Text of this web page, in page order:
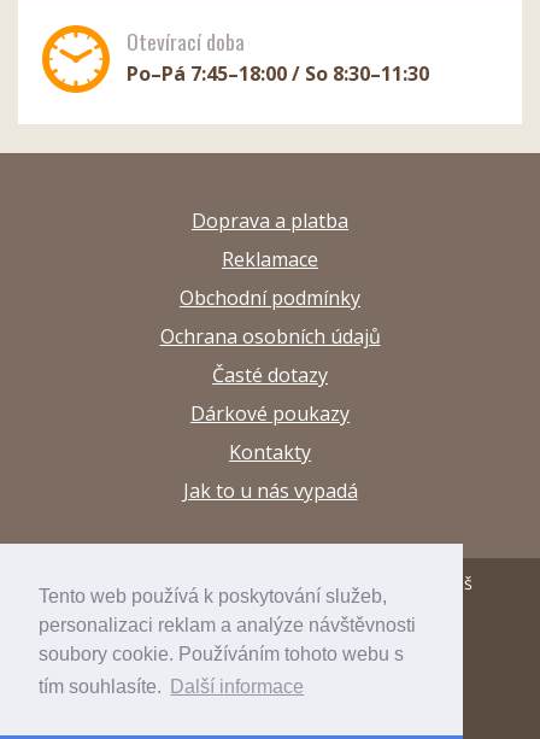
Tento web používá k poskytování služeb,
personalizaci reklam a analýze návštěvnosti
soubory cookie. Používáním tohoto webu s
tím souhlasíte.
Další informace
Otevírací doba
Po–Pá 7:45–18:00 / So 8:30–11:30
Doprava a platba
Reklamace
Obchodní podmínky
Ochrana osobních údajů
Časté dotazy
Dárkové poukazy
Kontakty
Jak to u nás vypadá
© 2013–2026 Papírnictví a výtvarné potřeby Arttuš
developed byinspirum
internetový obchodinspishop